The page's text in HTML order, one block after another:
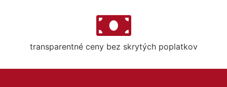
transparentné ceny bez skrytých poplatkov